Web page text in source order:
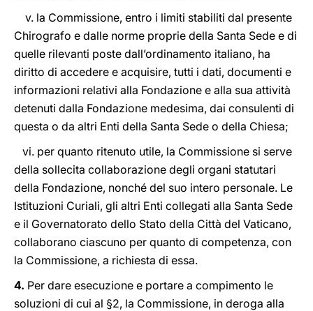
v. la Commissione, entro i limiti stabiliti dal presente
Chirografo e dalle norme proprie della Santa Sede e di
quelle rilevanti poste dall’ordinamento italiano, ha
diritto di accedere e acquisire, tutti i dati, documenti e
informazioni relativi alla Fondazione e alla sua attività
detenuti dalla Fondazione medesima, dai consulenti di
questa o da altri Enti della Santa Sede o della Chiesa;
vi. per quanto ritenuto utile, la Commissione si serve
della sollecita collaborazione degli organi statutari
della Fondazione, nonché del suo intero personale. Le
Istituzioni Curiali, gli altri Enti collegati alla Santa Sede
e il Governatorato dello Stato della Città del Vaticano,
collaborano ciascuno per quanto di competenza, con
la Commissione, a richiesta di essa.
4. Per dare esecuzione e portare a compimento le
soluzioni di cui al §2, la Commissione, in deroga alla